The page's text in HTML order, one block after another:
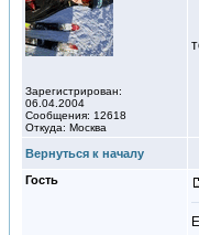
Зарегистрирован:
06.04.2004
Сообщения: 12618
Откуда: Москва
Вернуться к началу
Гость